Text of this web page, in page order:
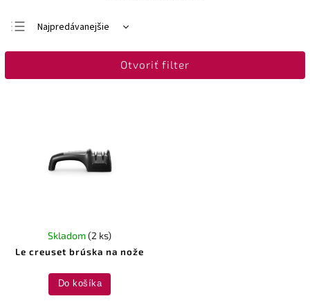
Najlacnejšie
Najpredávanejšie
Otvoriť filter
Le creuset brúska na nože
Skladom(2 ks)
Do košíka